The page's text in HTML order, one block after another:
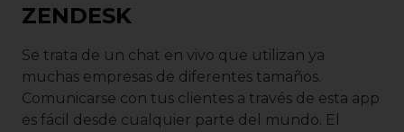
ZENDESK
Se trata de un chat en vivo que utilizan ya
muchas empresas de diferentes tamaños.
Comunicarse con tus clientes a través de esta app
es fácil desde cualquier parte del mundo. El